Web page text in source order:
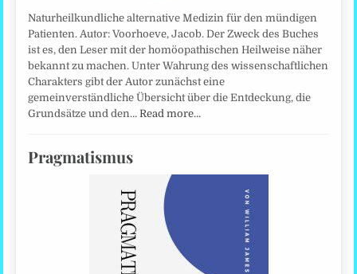
Naturheilkundliche alternative Medizin für den mündigen
Patienten. Autor: Voorhoeve, Jacob. Der Zweck des Buches
ist es, den Leser mit der homöopathischen Heilweise näher
bekannt zu machen. Unter Wahrung des wissenschaftlichen
Charakters gibt der Autor zunächst eine
gemeinverständliche Übersicht über die Entdeckung, die
Grundsätze und den…Read more…
Pragmatismus